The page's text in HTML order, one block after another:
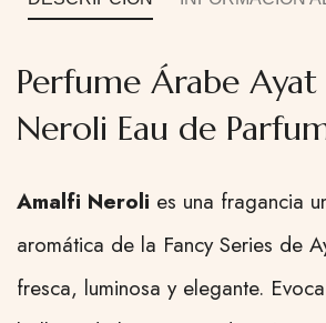
Perfume Árabe
Neroli Eau de
Amalfi Neroli es una fragancia
aromática de la Fancy Series de
fresca, luminosa y elegante.